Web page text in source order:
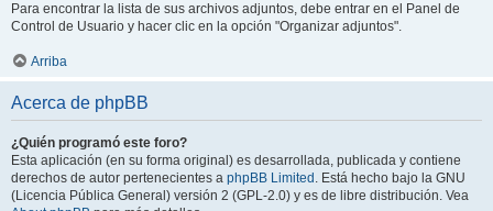
Para encontrar la lista de sus archivos adjuntos, debe entrar en el Panel de
Control de Usuario y hacer clic en la opción "Organizar adjuntos".
Arriba
Acerca de phpBB
¿Quién programó este foro?
Esta aplicación (en su forma original) es desarrollada, publicada y contiene
derechos de autor pertenecientes a phpBB Limited . Está hecho bajo la GNU
(Licencia Pública General) versión 2 (GPL-2.0) y es de libre distribución. Vea